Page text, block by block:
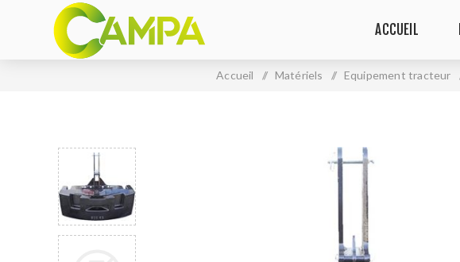
ACCUEIL
Accueil / Matériels / Equipement tracteur